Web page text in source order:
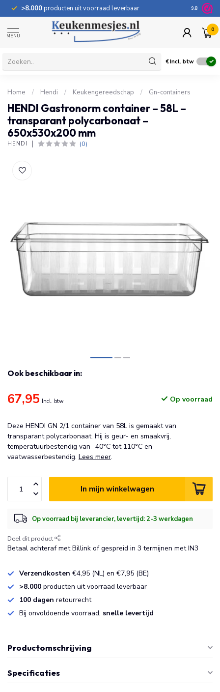
>8.000producten uit voorraad leverbaar 100
9.8
MENU
0
€Incl. btw
Home / Hendi / Keukengereedschap / Gn-containers
HENDI Gastronorm container – 58L –
transparant polycarbonaat –
650x530x200 mm
HENDI (0)
Ook beschikbaar in:
67,95 Incl. btw Op voorraad
Deze HENDI GN 2/1 container van 58L is gemaakt van
transparant polycarbonaat. Hij is geur- en smaakvrij,
temperatuurbestendig van -40°C tot 110°C en
vaatwasserbestendig. Lees meer.
In mijn winkelwagen
Op voorraad bij leverancier, levertijd: 2-3 werkdagen
Deel dit product
Betaal achteraf met Billink of gespreid in 3 termijnen met IN3
Verzendkosten €4,95 (NL) en €7,95 (BE)
>8.000 producten uit voorraad leverbaar
100 dagen retourrecht
Bij onvoldoende voorraad, snelle levertijd
Productomschrijving
Specificaties